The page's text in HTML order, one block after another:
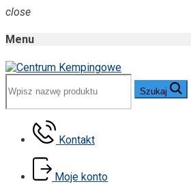
close
Menu
Szukaj
Kontakt
Moje konto